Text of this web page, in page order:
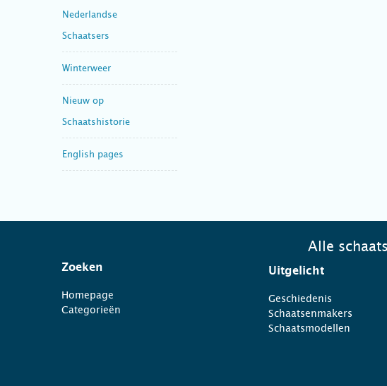
Nederlandse
Schaatsers
Winterweer
Nieuw op
Schaatshistorie
English pages
Alle
Zoeken
Homepage
Categorieën
Uitgelicht
Geschiedenis
Schaatsenmakers
Schaatsmodellen